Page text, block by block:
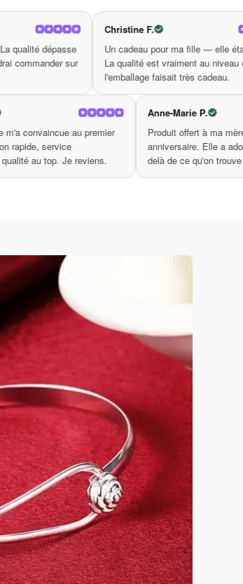
Christine F.
Un cadeau pour ma fille — elle était ravie.
La qualité est vraiment au niveau et
l'emballage faisait très cadeau.
Cette boutique m'a convaincue au premier
achat. Livraison rapide, service
irréprochable, qualité au top. Je reviens.